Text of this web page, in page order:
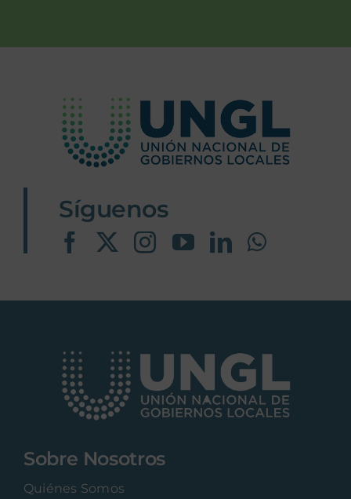
Síguenos
Sobre Nosotros
Quiénes Somos